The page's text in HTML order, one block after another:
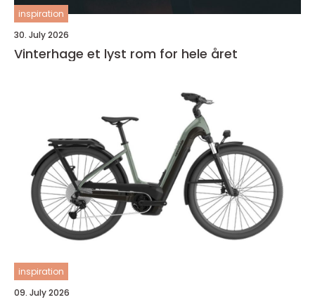
inspiration
30. July 2026
Vinterhage et lyst rom for hele året
inspiration
09. July 2026